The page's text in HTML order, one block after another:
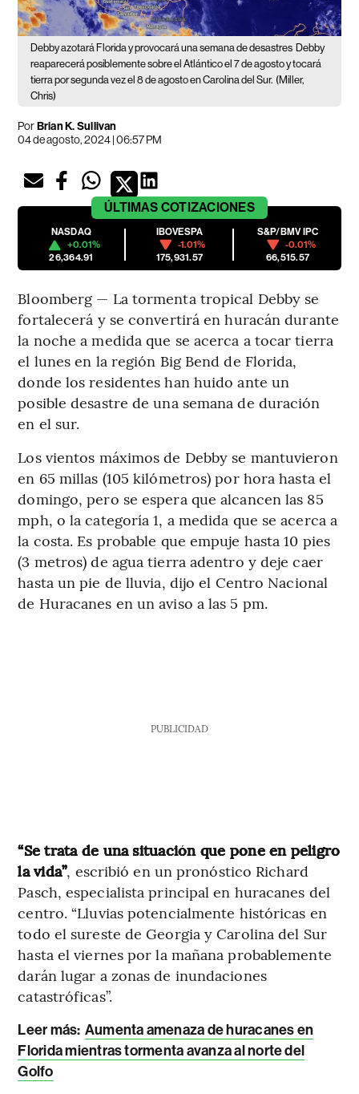
Debby azotará Florida y provocará una semana de desastres Debby
reaparecerá posiblemente sobre el Atlántico el 7 de agosto y tocará
tierra por segunda vez el 8 de agosto en Carolina del Sur. (Miller,
Chris)
PorBrian K. Sullivan
04 de agosto, 2024 | 06:57 PM
ÚLTIMAS COTIZACIONES
NASDAQ
+0.01%
26,364.91
IBOVESPA
-1.01%
175,931.57
S&P/BMV IPC
-0.01%
66,515.57
Bloomberg — La tormenta tropical Debby se
fortalecerá y se convertirá en huracán durante
la noche a medida que se acerca a tocar tierra
el lunes en la región Big Bend de Florida,
donde los residentes han huido ante un
posible desastre de una semana de duración
en el sur.
Los vientos máximos de Debby se mantuvieron
en 65 millas (105 kilómetros) por hora hasta el
domingo, pero se espera que alcancen las 85
mph, o la categoría 1, a medida que se acerca a
la costa. Es probable que empuje hasta 10 pies
(3 metros) de agua tierra adentro y deje caer
hasta un pie de lluvia, dijo el Centro Nacional
de Huracanes en un aviso a las 5 pm.
PUBLICIDAD
“Se trata de una situación que pone en peligro
la vida”, escribió en un pronóstico Richard
Pasch, especialista principal en huracanes del
centro. “Lluvias potencialmente históricas en
todo el sureste de Georgia y Carolina del Sur
hasta el viernes por la mañana probablemente
darán lugar a zonas de inundaciones
catastróficas”.
Leer más: Aumenta amenaza de huracanes en
Florida mientras tormenta avanza al norte del
Golfo